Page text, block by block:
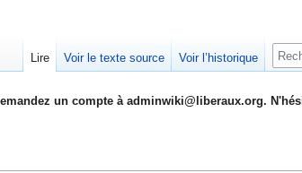
un compte à adminwiki@liberaux.org.
Lire Voir le texte source Voir l’historique